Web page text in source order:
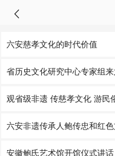
六安慈孝文化的时代价值
省历史文化研究中心专家组
观省级非遗 传慈孝文化 游民
六安非遗传承人鲍传忠和红
安徽鲍氏艺术馆开馆仪式讲话